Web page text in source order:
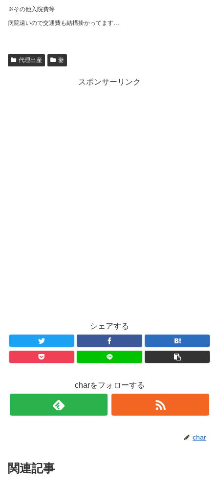
※その他入院費等
病院遠いので交通費も結構掛かってます…
代理出産 妻
スポンサーリンク
シェアする
charをフォローする
char
関連記事